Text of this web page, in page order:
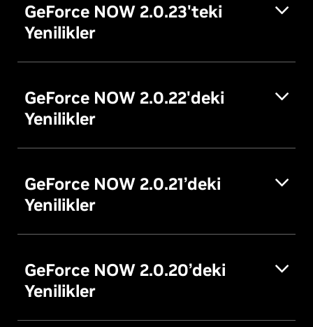
GeForce NOW 2.0.23'teki
Yenilikler
GeForce NOW 2.0.22'deki
Yenilikler
GeForce NOW 2.0.21’deki
Yenilikler
GeForce NOW 2.0.20’deki
Yenilikler